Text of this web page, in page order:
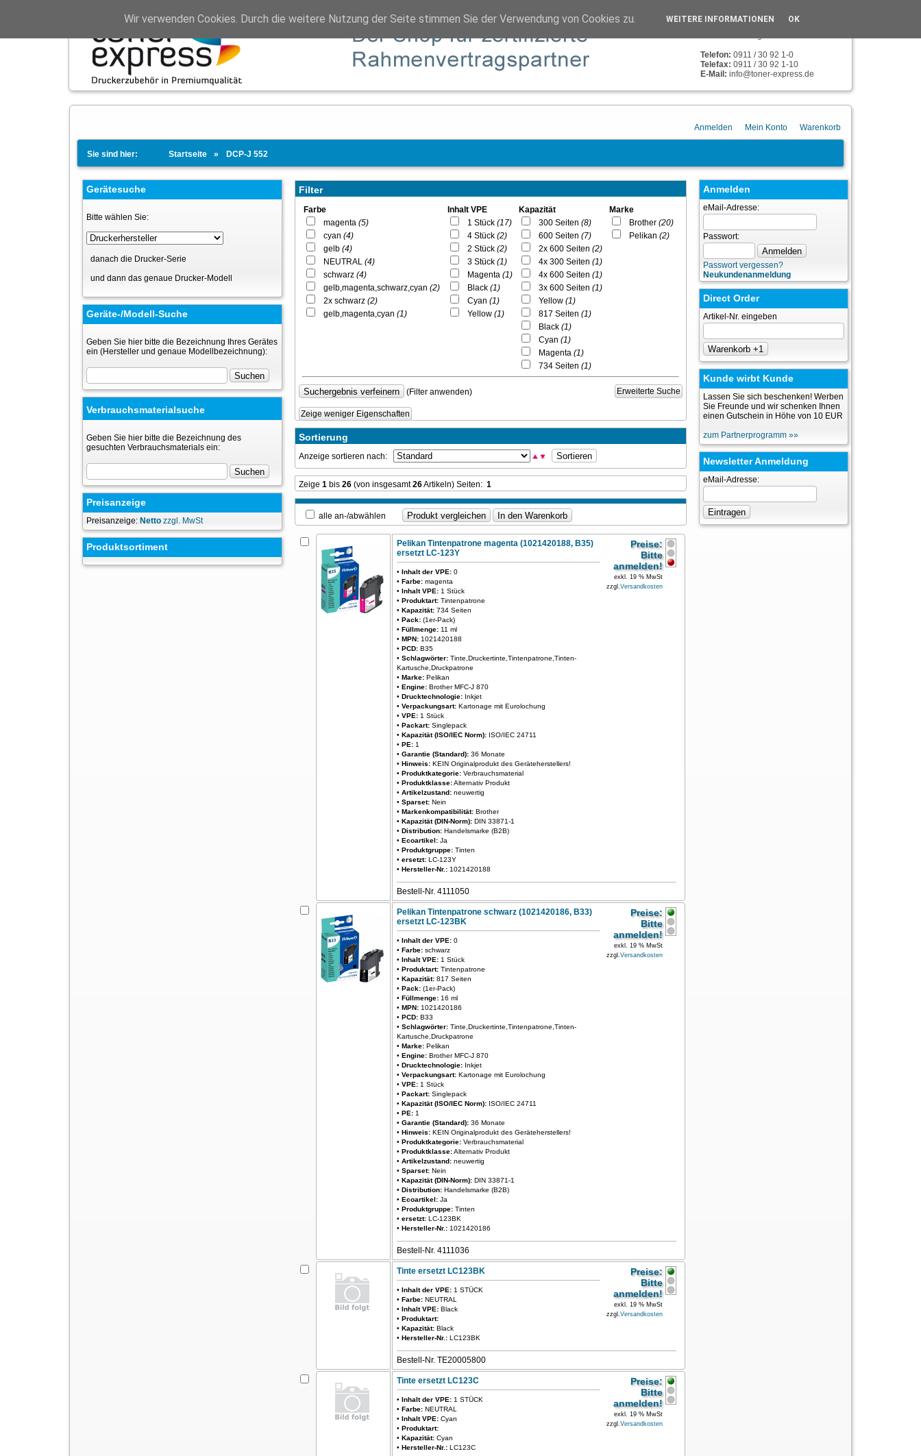
TONER-EXPRESS
Telefon: 0911 / 30 92 1-0
Telefax: 0911 / 30 92 1-10
E-Mail: info@toner-express.de
Anmelden Mein Konto Warenkorb
Sie sind hier: Startseite DCP-J 552
Gerätesuche
Bitte wählen Sie:
danach die Drucker-Serie
und dann das genaue Drucker-Modell
Geräte-/Modell-Suche
Geben Sie hier bitte die Bezeichnung Ihres Gerätes
ein (Hersteller und genaue Modellbezeichnung):
Verbrauchsmaterialsuche
Geben Sie hier bitte die Bezeichnung des
gesuchten Verbrauchsmaterials ein:
Preisanzeige
Preisanzeige: Netto zzgl. MwSt
Produktsortiment
Filter
Farbe
magenta (5)
cyan (4)
gelb (4)
NEUTRAL (4)
schwarz (4)
gelb,magenta,schwarz,cyan (2)
2x schwarz (2)
gelb,magenta,cyan (1)
Inhalt VPE
1 Stück (17)
4 Stück (2)
2 Stück (2)
3 Stück (1)
Magenta (1)
Black (1)
Cyan (1)
Yellow (1)
Kapazität
300 Seiten (8)
600 Seiten (7)
2x 600 Seiten (2)
4x 300 Seiten (1)
4x 600 Seiten (1)
3x 600 Seiten (1)
Yellow (1)
817 Seiten (1)
Black (1)
Cyan (1)
Magenta (1)
734 Seiten (1)
Marke
Brother (20)
Pelikan (2)
Erweiterte Suche
(Filter anwenden)
Zeige weniger Eigenschaften
Sortierung
Anzeige sortieren nach:
Zeige 1 bis 26 (von insgesamt26Artikeln) Seiten: 1
alle an-/abwählen
Pelikan Tintenpatrone magenta (1021420188, B35)
ersetzt LC-123Y
• Inhalt der VPE: 0
• Farbe: magenta
• Inhalt VPE: 1 Stück
• Produktart: Tintenpatrone
• Kapazität: 734 Seiten
• Pack: (1er-Pack)
• Füllmenge: 11 ml
• MPN: 1021420188
• PCD: B35
• Schlagwörter: Tinte,Druckertinte,Tintenpatrone,Tinten-
Kartusche,Druckpatrone
• Marke: Pelikan
• Engine: Brother MFC-J 870
• Drucktechnologie: Inkjet
• Verpackungsart: Kartonage mit Eurolochung
• VPE: 1 Stück
• Packart: Singlepack
• Kapazität (ISO/IEC Norm): ISO/IEC 24711
• PE: 1
• Garantie (Standard): 36 Monate
• Hinweis: KEIN Originalprodukt des Geräteherstellers!
• Produktkategorie: Verbrauchsmaterial
• Produktklasse:Alternativ Produkt
• Artikelzustand: neuwertig
• Sparset: Nein
• Markenkompatibilität: Brother
• Kapazität (DIN-Norm): DIN 33871-1
• Distribution: Handelsmarke (B2B)
• Ecoartikel: Ja
• Produktgruppe: Tinten
• ersetzt: LC-123Y
• Hersteller-Nr.: 1021420188
Preise:
Bitte
anmelden!
exkl. 19 % MwSt
zzgl.Versandkosten
Bestell-Nr. 4111050
Pelikan Tintenpatrone schwarz (1021420186, B33)
ersetzt LC-123BK
• Inhalt der VPE: 0
• Farbe: schwarz
• Inhalt VPE: 1 Stück
• Produktart: Tintenpatrone
• Kapazität: 817 Seiten
• Pack: (1er-Pack)
• Füllmenge: 16 ml
• MPN: 1021420186
• PCD: B33
• Schlagwörter: Tinte,Druckertinte,Tintenpatrone,Tinten-
Kartusche,Druckpatrone
• Marke: Pelikan
• Engine: Brother MFC-J 870
• Drucktechnologie: Inkjet
• Verpackungsart: Kartonage mit Eurolochung
• VPE: 1 Stück
• Packart: Singlepack
• Kapazität (ISO/IEC Norm): ISO/IEC 24711
• PE: 1
• Garantie (Standard): 36 Monate
• Hinweis: KEIN Originalprodukt des Geräteherstellers!
• Produktkategorie: Verbrauchsmaterial
• Produktklasse:Alternativ Produkt
• Artikelzustand: neuwertig
• Sparset: Nein
• Kapazität (DIN-Norm): DIN 33871-1
• Distribution: Handelsmarke (B2B)
• Ecoartikel: Ja
• Produktgruppe: Tinten
• ersetzt: LC-123BK
• Hersteller-Nr.: 1021420186
Preise:
Bitte
anmelden!
exkl. 19 % MwSt
zzgl.Versandkosten
Bestell-Nr. 4111036
Tinte ersetzt LC123BK
• Inhalt der VPE: 1 STÜCK
• Farbe: NEUTRAL
• Inhalt VPE: Black
• Produktart:
• Kapazität: Black
• Hersteller-Nr.: LC123BK
Preise:
Bitte
anmelden!
exkl. 19 % MwSt
zzgl.Versandkosten
Bestell-Nr. TE20005800
Tinte ersetzt LC123C
• Inhalt der VPE: 1 STÜCK
• Farbe: NEUTRAL
• Inhalt VPE: Cyan
• Produktart:
• Kapazität: Cyan
• Hersteller-Nr.: LC123C
Preise:
Bitte
anmelden!
exkl. 19 % MwSt
zzgl.Versandkosten
Anmelden
eMail-Adresse:
Passwort:
Passwort vergessen?
Neukundenanmeldung
Direct Order
Artikel-Nr. eingeben
Kunde wirbt Kunde
Lassen Sie sich beschenken! Werben
Sie Freunde und wir schenken Ihnen
einen Gutschein in Höhe von 10 EUR
zum Partnerprogramm »»
Newsletter Anmeldung
eMail-Adresse:
Wir verwenden Cookies. Durch die weitere Nutzung der Seite stimmen Sie der Verwendung von Cookies zu. WEITERE INFORMATIONEN OK